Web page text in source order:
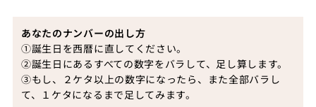
あなたのナンバーの出し方
①誕生日を西暦に直してください。
②誕生日にあるすべての数字をバラして、足し算します。
③もし、２ケタ以上の数字になったら、また全部バラし
て、１ケタになるまで足してみます。